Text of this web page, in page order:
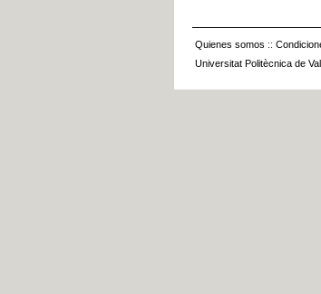
Quienes somos ::
Universitat Politècnica de